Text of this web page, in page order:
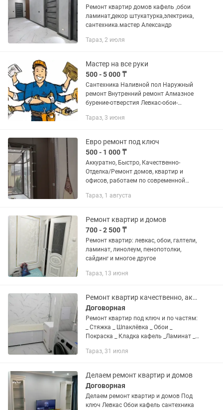
Ремонт квартир домов кафель ,обои
ламинат,декор штукатурка,электрика,
сантехника.мастер Александр
Тараз, 2 июля
Мастер на все руки
500 - 5 000 ₸
Сантехника Наливной пол Наружный
ремонт Внутренний ремонт Алмазное
бурение-отверстия Левкас-обои-
связи 24/7 Это редко у кого Пишите !!
Тараз, 3 июня
Евро ремонт под ключ
500 - 1 000 ₸
Аккуратно, Быстро, Качественно-
Отделка/Ремонт домов, квартир и
офисов, работаем по современной
ключ..Обои без швов, галтели,
Тараз, 1 августа
Ремонт квартир и домов
700 - 2 500 ₸
Ремонт квартир: левкас, обои, галтели,
ламинат, линолеум, пенопотолки,
сайдинг и многое другое
Тараз, 13 июня
Ремонт квартир качественно, аккуратно и быстро
Договорная
Ремонт квартир под ключ и по частям:
_ Стяжка _ Шпаклёвка _ Обои _
Покраска _ Кладка кафель _Ламинат _
раковины, унитаз и ванна и т д. _
Тараз, 31 июля
Делаем ремонт квартир и домов
Договорная
Делаем ремонт квартир и домов Под
ключ Левкас Обои кафель сантехника